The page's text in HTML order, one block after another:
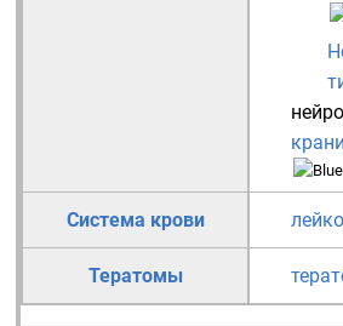
Система крови
Тератомы